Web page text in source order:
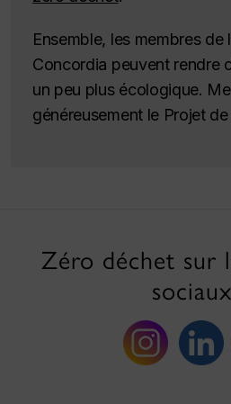
Ensemble, les membres
Concordia peuvent rendre
un peu plus écologique.
généreusement le Projet
Zéro déchet sur
sociaux